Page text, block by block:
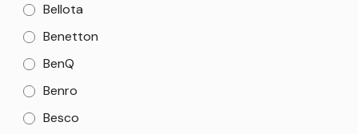
Bellota
Benetton
BenQ
Benro
Besco